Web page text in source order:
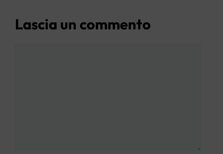
Lascia un commento